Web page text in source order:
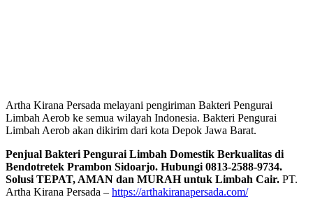
Artha Kirana Persada melayani pengiriman Bakteri Pengurai
Limbah Aerob ke semua wilayah Indonesia. Bakteri Pengurai
Limbah Aerob akan dikirim dari kota Depok Jawa Barat.
Penjual Bakteri Pengurai Limbah Domestik Berkualitas di
Bendotretek Prambon Sidoarjo. Hubungi 0813-2588-9734.
Solusi TEPAT, AMAN dan MURAH untuk Limbah Cair. PT.
Artha Kirana Persada – https://arthakiranapersada.com/